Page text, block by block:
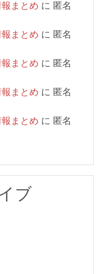
まとめ に 匿名
まとめ に 匿名
まとめ に 匿名
まとめ に 匿名
まとめ に 匿名
ブ